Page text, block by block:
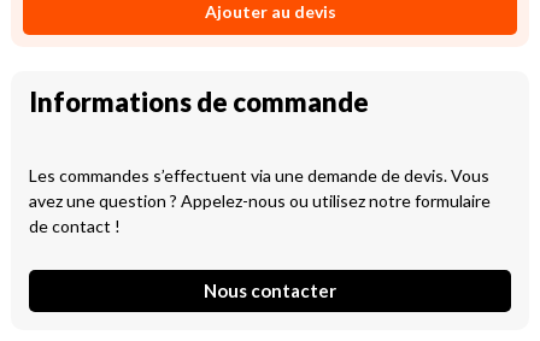
Ajouter au devis
Informations de commande
Les commandes s’effectuent via une demande de devis. Vous
avez une question ? Appelez-nous ou utilisez notre formulaire
de contact !
Nous contacter